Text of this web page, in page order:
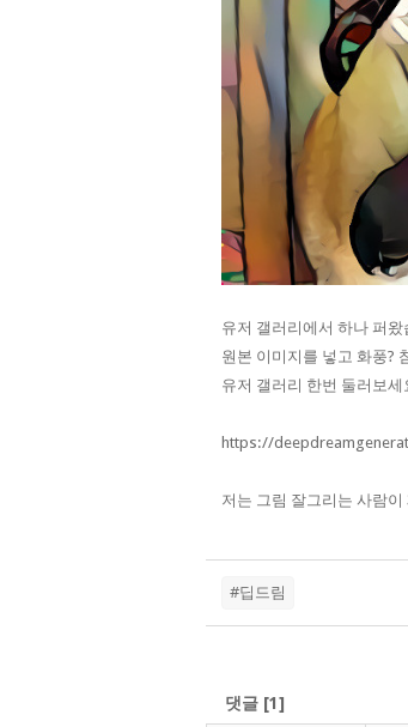
유저 갤러리에서 하나 퍼왔
원본 이미지를 넣고 화풍?
유저 갤러리 한번 둘러보
https://
저는 그림 잘그리는 사람
#딥드림
댓글 [1]